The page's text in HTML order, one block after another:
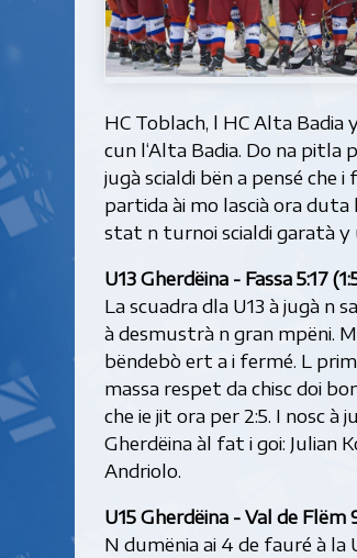
HC Toblach, l HC Alta Badia
cun l‘Alta Badia. Do na pitla
jugà scialdi bën a pensé che
partida ài mo lascià ora duta
stat n turnoi scialdi garatà y
U13 Gherdëina - Fassa 5:17
La scuadra dla U13 à jugà n
à desmustrà n gran mpëni.
bëndebò ert a i fermé. L
massa respet da chisc doi
che ie jit ora per 2:5. I nosc à
Gherdëina àl fat i goi: Julian
Andriolo.
U15 Gherdëina - Val de Flëm
N dumënia ai 4 de fauré à la